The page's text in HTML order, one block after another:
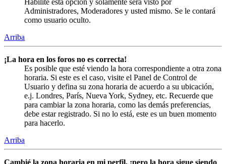
Habilite esta opción y solamente será visto por
Administradores, Moderadores y usted mismo. Se le contará
como usuario oculto.
Arriba
¡La hora en los foros no es correcta!
Es posible que esté viendo la hora correspondiente a otra zona
horaria. Si este es el caso, visite el Panel de Control de
Usuario y defina su zona horaria de acuerdo a su ubicación,
e.j. Londres, París, Nueva York, Sydney, etc. Recuerde que
para cambiar la zona horaria, como las demás preferencias,
debe estar registrado. Si no lo está, este es un buen momento
para hacerlo.
Arriba
Cambié la zona horaria en mi perfil, ¡pero la hora sigue siendo